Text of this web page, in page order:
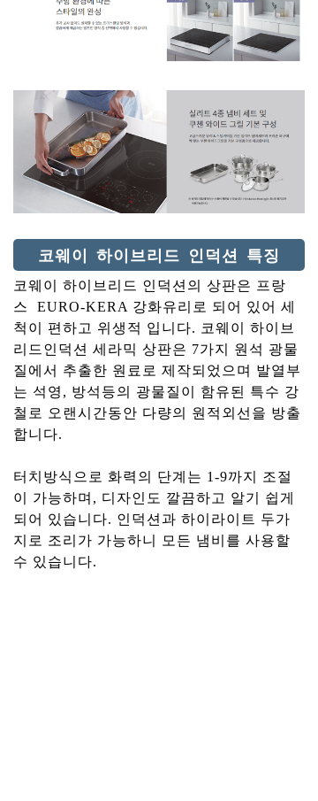
코웨이 하이브리드 인덕션 특징
코웨이 하이브리드 인덕션의 상판은 프랑
스 EURO-KERA 강화유리로 되어 있어 세
척이 편하고 위생적 입니다. 코웨이 하이브
리드인덕션 세라믹 상판은 7가지 원석 광물
질에서 추출한 원료로 제작되었으며 발열부
는 석영, 방석등의 광물질이 함유된 특수 강
철로 오랜시간동안 다량의 원적외선을 방출
합니다.
터치방식으로 화력의 단계는 1-9까지 조절
이 가능하며, 디자인도 깔끔하고 알기 쉽게
되어 있습니다. 인덕션과 하이라이트 두가
지로 조리가 가능하니 모든 냄비를 사용할
수 있습니다.